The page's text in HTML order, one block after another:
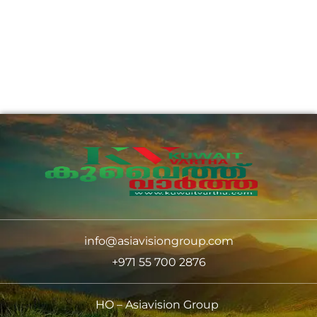
info@asiavisiongroup.com
+971 55 700 2876
HO – Asiavision Group